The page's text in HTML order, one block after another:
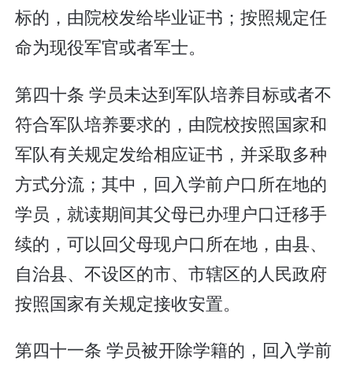
标的，由院校发给毕业证书；按照规定任
命为现役军官或者军士。
第四十条 学员未达到军队培养目标或者不
符合军队培养要求的，由院校按照国家和
军队有关规定发给相应证书，并采取多种
方式分流；其中，回入学前户口所在地的
学员，就读期间其父母已办理户口迁移手
续的，可以回父母现户口所在地，由县、
自治县、不设区的市、市辖区的人民政府
按照国家有关规定接收安置。
第四十一条 学员被开除学籍的，回入学前